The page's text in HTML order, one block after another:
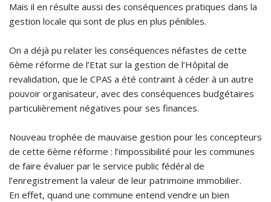
Mais il en résulte aussi des conséquences pratiques dans la
gestion locale qui sont de plus en plus pénibles.
On a déjà pu relater les conséquences néfastes de cette
6ème réforme de l’Etat sur la gestion de l’Hôpital de
revalidation, que le CPAS a été contraint à céder à un autre
pouvoir organisateur, avec des conséquences budgétaires
particulièrement négatives pour ses finances.
Nouveau trophée de mauvaise gestion pour les concepteurs
de cette 6ème réforme : l’impossibilité pour les communes
de faire évaluer par le service public fédéral de
l’enregistrement la valeur de leur patrimoine immobilier.
En effet, quand une commune entend vendre un bien